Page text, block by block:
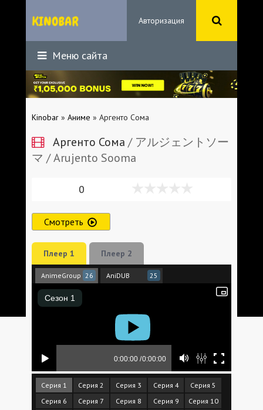
Авторизация
Меню сайта
Kinobar » Аниме » Аргенто Сома
Аргенто Сома / アルジェントソー
マ / Arujento Sooma
0
Смотреть
Плеер 1 Плеер 2
AnimeGroup 26 AniDUB 25
Серия 1 Серия 2 Серия 3 Серия 4
Серия 5
Серия 6
Серия 7 Серия 8 Серия 9
Серия 10